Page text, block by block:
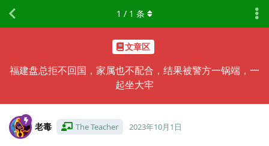
文章区
福建盘总拒不回国，家属也不配合，结果被警方一锅端，一
起坐大牢
1 / 1 条
老毒 The Teacher 2023年10月1日